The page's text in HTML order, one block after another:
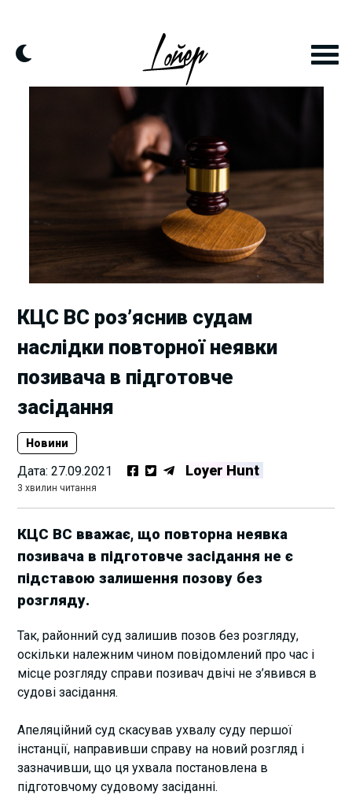
content
КЦС ВС роз’яснив судам
наслідки повторної неявки
позивача в підготовче
засідання
Новини
Дата:27.09.2021 Loyer Hunt
3 хвилин читання
КЦС ВС вважає, що повторна неявка
позивача в підготовче засідання не є
підставою залишення позову без
розгляду.
Так, районний суд залишив позов без розгляду,
оскільки належним чином повідомлений про час і
місце розгляду справи позивач двічі не з’явився в
судові засідання.
Апеляційний суд скасував ухвалу суду першої
інстанції, направивши справу на новий розгляд і
зазначивши, що ця ухвала постановлена в
підготовчому судовому засіданні.